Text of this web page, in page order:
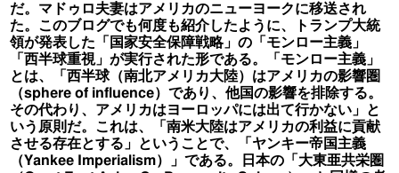
だ。マドゥロ夫妻はアメリカのニューヨークに移送され
た。このブログでも何度も紹介したように、トランプ大統
領が発表した「国家安全保障戦略」の「モンロー主義」
「西半球重視」が実行された形である。「モンロー主義」
とは、「西半球（南北アメリカ大陸）はアメリカの影響圏
（sphere of influence）であり、他国の影響を排除する。
その代わり、アメリカはヨーロッパには出て行かない」と
いう原則だ。これは、「南米大陸はアメリカの利益に貢献
させる存在とする」ということで、「ヤンキー帝国主義
（Yankee Imperialism）」である。日本の「大東亜共栄圏